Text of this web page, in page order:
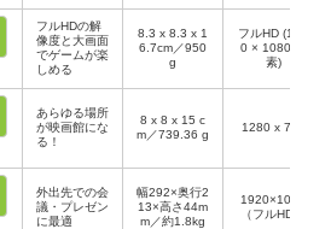
フルHDの解
像度と大画面
でゲームが楽
しめる
8.3 x 8.3 x 1
6.7cm／950
g
フルHD (192
0 × 1080 画
素)
あらゆる場所
が映画館にな
る！
‎8 x 8 x 15 c
m／739.36 g
‎1280 x 720
外出先での会
議・プレゼン
に最適
幅292×奥行2
13×高さ44m
m／約1.8kg
1920×1080
（フルHD）